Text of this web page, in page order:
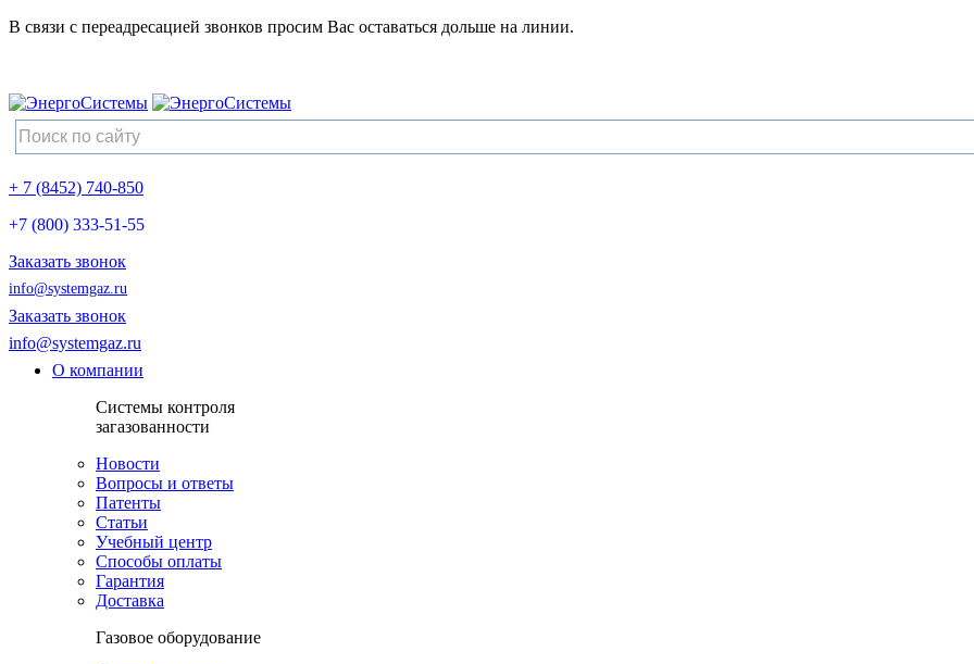
В связи с переадресацией звонков просим Вас оставаться дольше на линии.
+ 7 (8452) 740-850
+7 (800) 333-51-55
Заказать звонок
info@systemgaz.ru
Заказать звонок
info@systemgaz.ru
О компании
Системы контроля
загазованности
Новости
Вопросы и ответы
Патенты
Статьи
Учебный центр
Способы оплаты
Гарантия
Доставка
Газовое оборудование